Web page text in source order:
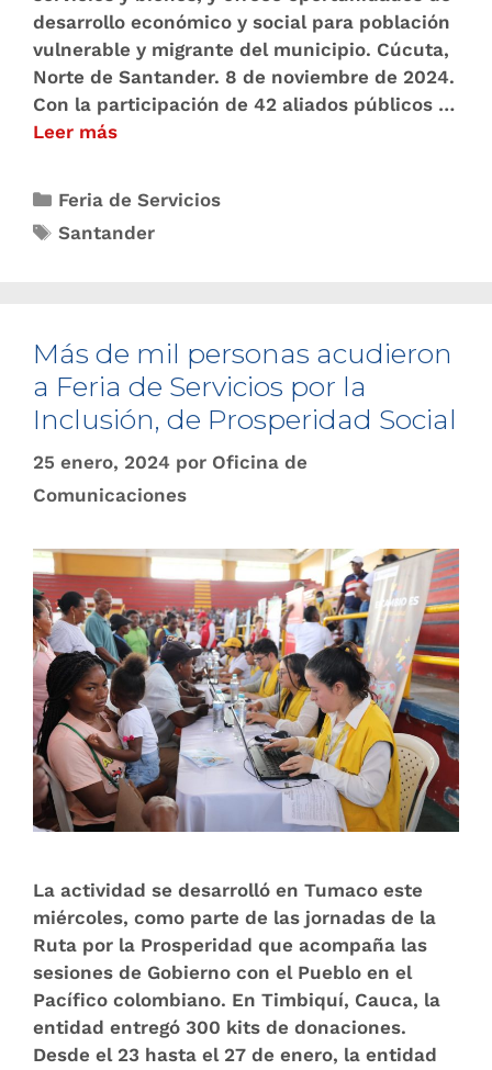
desarrollo económico y social para población
vulnerable y migrante del municipio. Cúcuta,
Norte de Santander. 8 de noviembre de 2024.
Con la participación de 42 aliados públicos …
Leer más
Feria de Servicios
Santander
Más de mil personas acudieron
a Feria de Servicios por la
Inclusión, de Prosperidad Social
25 enero, 2024 por Oficina de
Comunicaciones
La actividad se desarrolló en Tumaco este
miércoles, como parte de las jornadas de la
Ruta por la Prosperidad que acompaña las
sesiones de Gobierno con el Pueblo en el
Pacífico colombiano. En Timbiquí, Cauca, la
entidad entregó 300 kits de donaciones.
Desde el 23 hasta el 27 de enero, la entidad